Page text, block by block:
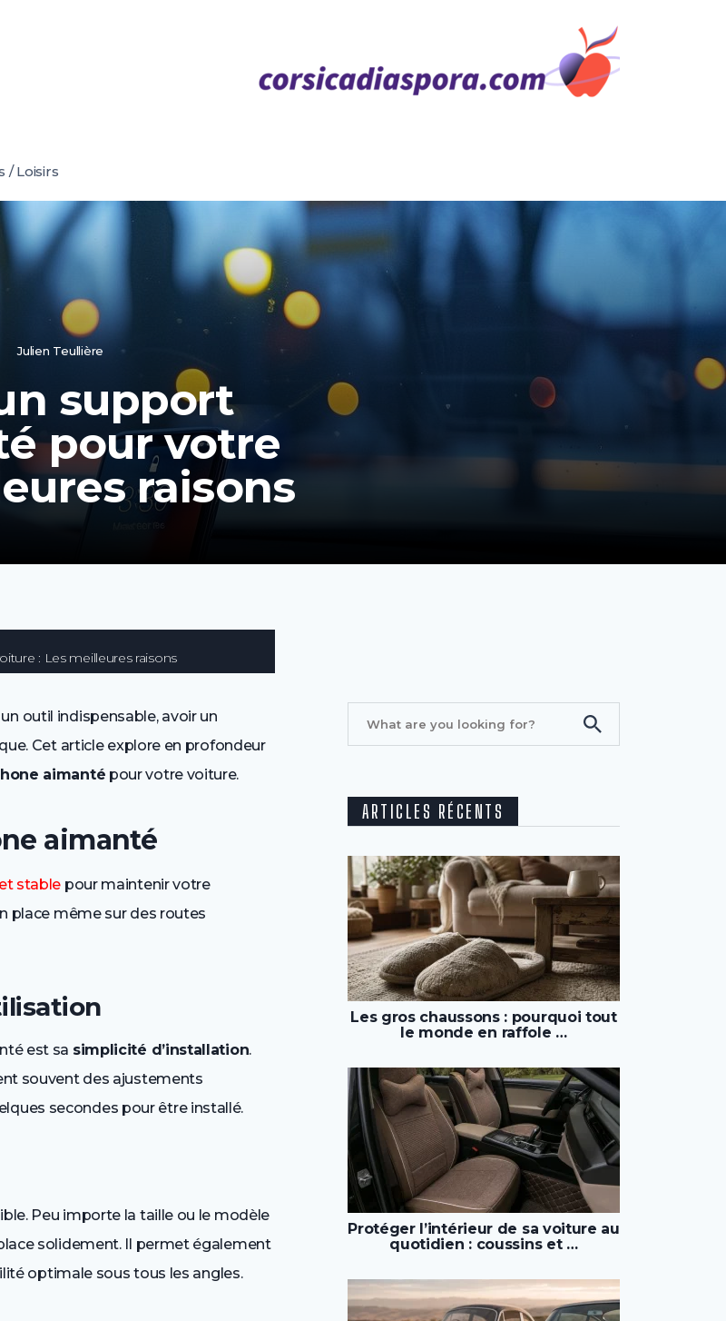
/ Loisirs
Julien Teullière
support
pour votre
raisons
: Les meilleures raisons
outil indispensable, avoir un
Cet article explore en profondeur
aimanté pour votre voiture.
aimanté
stable pour maintenir votre
place même sur des routes
est sa simplicité d’installation.
souvent des ajustements
secondes pour être installé.
Peu importe la taille ou le modèle
solidement. Il permet également
optimale sous tous les angles.
ARTICLES RÉCENTS
Les gros chaussons : pourquoi tout
le monde en raffole …
Protéger l’intérieur de sa voiture au
quotidien : coussins et …